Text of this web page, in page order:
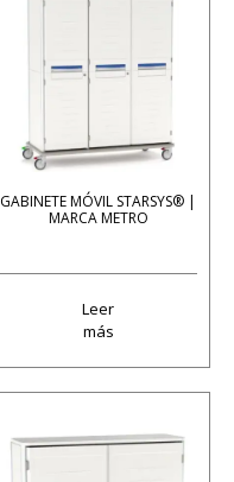
GABINETE MÓVIL STARSYS® |
MARCA METRO
Leer
más